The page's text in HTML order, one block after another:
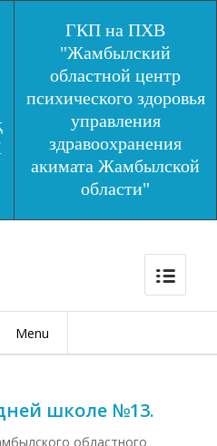
ГКП на ПХВ
"Жамбылский
областной центр
психического здоровья
управления
здравоохранения
акимата Жамбылской
области"
Menu
школе №13.
областного